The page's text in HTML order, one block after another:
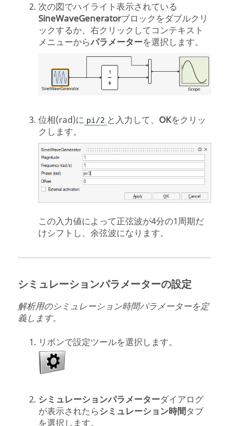
次の図でハイライト表示されている
SineWaveGeneratorブロックをダブルクリ
ックするか、右クリックしてコンテキスト
メニューからパラメーターを選択します。
位相(rad)に pi/2 と入力して、 OKをクリッ
クします。
この入力値によって正弦波が4分の1周期だ
けシフトし、余弦波になります。
シミュレーションパラメーターの設定
解析用のシミュレーション時間パラメーターを定
義します。
リボンで設定ツールを選択します。
シミュレーションパラメーターダイアログ
が表示されたらシミュレーション時間タブ
を選択します。